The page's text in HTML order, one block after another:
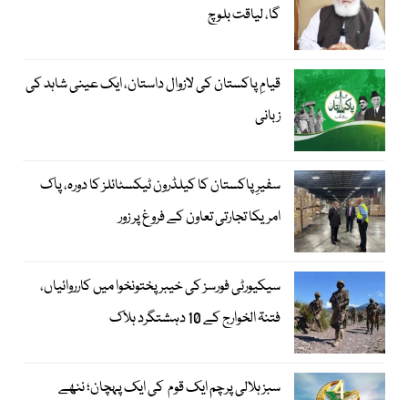
گا، لیاقت بلوچ
قیامِ پاکستان کی لازوال داستان، ایک عینی شاہد کی
زبانی
سفیرِ پاکستان کا کیلڈرون ٹیکسٹائلز کا دورہ، پاک
امریکا تجارتی تعاون کے فروغ پر زور
سیکیورٹی فورسز کی خیبر پختونخوا میں کارروائیاں،
فتنۃ الخوارج کے 10 دہشتگرد ہلاک
سبز ہلالی پرچم ایک قوم کی ایک پہچان؛ ننھے